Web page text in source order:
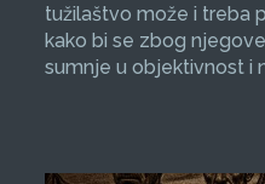
tužilaštvo može i treba
kako bi se zbog
sumnje u objektivnost i